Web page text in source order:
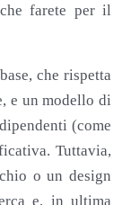
che farete per il
che rispetta
e un modello di
(come
Tuttavia,
o un design
e, in ultima